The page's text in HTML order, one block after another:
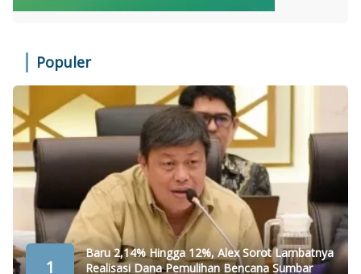
Populer
1
Baru 2,14% Hingga 12%, Alex Sorot Lambatnya
Realisasi Dana Pemulihan Bencana Sumbar